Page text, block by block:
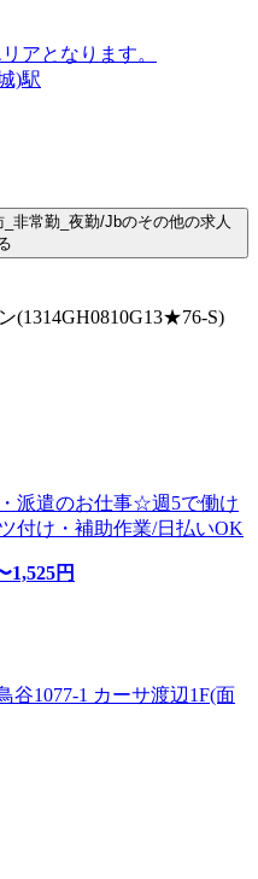
アとなります。
)駅
非常勤_夜勤/Jbのその他の求人
(1314GH0810G13★76-S)
派遣のお仕事☆週5で働け
付け・補助作業/日払いOK
1,525円
谷1077-1 カーサ渡辺1F(面